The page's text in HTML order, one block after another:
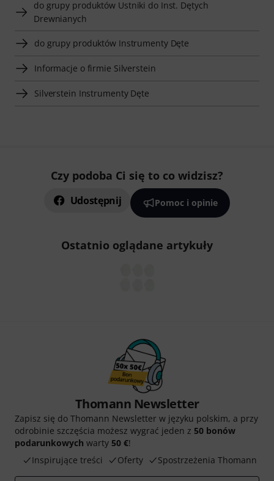
do grupy produktów Ustniki do Inst. Dętych
Drewnianych
do grupy produktów Instrumenty Dęte
Informacje o firmie Silverstein
Silverstein Instrumenty Dęte
Czy podoba Ci się to co widzisz?
Udostępnij Pomoc i opinie
Ostatnio oglądane artykuły
Thomann Newsletter
Zapisz się do Thomann Newsletter w języku polskim, a przy
odrobinie szczęścia możesz wygrać jeden z 50 bonów
podarunkowych warty 50 €!
Inspirujące treści
Oferty Spostrzeżenia Thomann